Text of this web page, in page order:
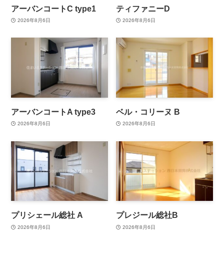
アーバンコートC type1
2026年8月6日
ティファニーD
2026年8月6日
アーバンコートA type3
2026年8月6日
ベル・コリーヌ B
2026年8月6日
プリシェール総社 A
2026年8月6日
プレジール総社B
2026年8月6日